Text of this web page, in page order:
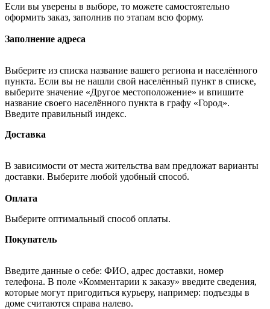
Если вы уверены в выборе, то можете самостоятельно
оформить заказ, заполнив по этапам всю форму.
Заполнение адреса
Выберите из списка название вашего региона и населённого
пункта. Если вы не нашли свой населённый пункт в списке,
выберите значение «Другое местоположение» и впишите
название своего населённого пункта в графу «Город».
Введите правильный индекс.
Доставка
В зависимости от места жительства вам предложат варианты
доставки. Выберите любой удобный способ.
Оплата
Выберите оптимальный способ оплаты.
Покупатель
Введите данные о себе: ФИО, адрес доставки, номер
телефона. В поле «Комментарии к заказу» введите сведения,
которые могут пригодиться курьеру, например: подъезды в
доме считаются справа налево.